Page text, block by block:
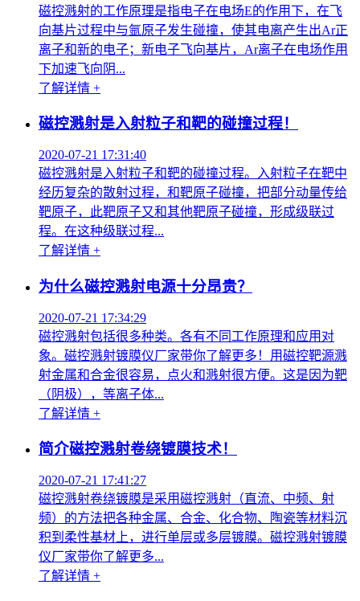
磁控溅射的工作原理是指电子在电场E的作用下，在飞
向基片过程中与氩原子发生碰撞，使其电离产生出Ar正
离子和新的电子；新电子飞向基片，Ar离子在电场作用
下加速飞向阴...
了解详情 +
磁控溅射是入射粒子和靶的碰撞过程！
2020-07-21 17:31:40
磁控溅射是入射粒子和靶的碰撞过程。入射粒子在靶中
经历复杂的散射过程，和靶原子碰撞，把部分动量传给
靶原子，此靶原子又和其他靶原子碰撞，形成级联过
程。在这种级联过程...
了解详情 +
为什么磁控溅射电源十分昂贵？
2020-07-21 17:34:29
磁控溅射包括很多种类。各有不同工作原理和应用对
象。磁控溅射镀膜仪厂家带你了解更多！用磁控靶源溅
射金属和合金很容易，点火和溅射很方便。这是因为靶
（阴极），等离子体...
了解详情 +
简介磁控溅射卷绕镀膜技术！
2020-07-21 17:41:27
磁控溅射卷绕镀膜是采用磁控溅射（直流、中频、射
频）的方法把各种金属、合金、化合物、陶瓷等材料沉
积到柔性基材上，进行单层或多层镀膜。磁控溅射镀膜
仪厂家带你了解更多...
了解详情 +